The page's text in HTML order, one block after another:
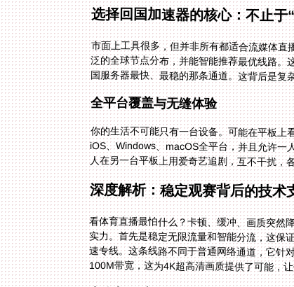
选择回国加速器的核心：不止于
市面上工具很多，但并非所有都适合流媒体
泛的全球节点分布，并能智能推荐最优线路
国服务器最快、最稳的那条通道。这背后是
全平台覆盖与无缝体验
你的生活不可能只有一台设备。可能在平板
iOS、Windows、macOS全平台，并且允许一
人在另一台平板上用爱奇艺追剧，互不干扰，
深度解析：稳定观赛背后的技术
看体育直播最怕什么？卡顿、缓冲、画质突然
实力。首先是稳定无限流量和智能分流，这
速专线。这条线路不同于普通网络通道，它
100M带宽，这为4K超高清画质提供了可能，